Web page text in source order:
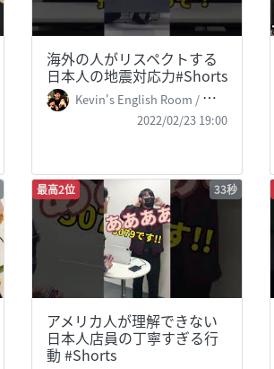
海外の人がリスペクトする
日本人の地震対応力#Shorts
Kevin's English Room / 掛山ケビ志郎
2022/02/23 19:00
最高2位 33秒
アメリカ人が理解できない
日本人店員の丁寧すぎる行
動 #Shorts